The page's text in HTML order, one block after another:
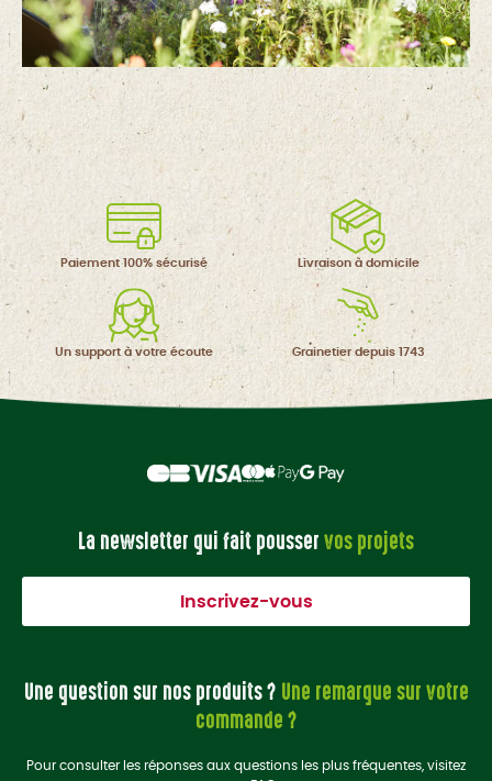
Paiement 100% sécurisé Livraison à domicile
Un support à votre écoute Grainetierdepuis 1743
La newsletter qui fait pousservos projets
Inscrivez-vous
Une question sur nos produits ? Une remarque sur votre
commande ?
Pour consulter les réponses aux questions les plus fréquentes, visitez